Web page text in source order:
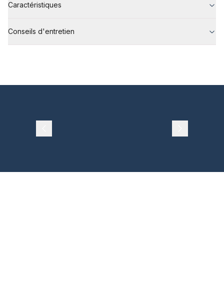
Caractéristiques
Conseils d'entretien